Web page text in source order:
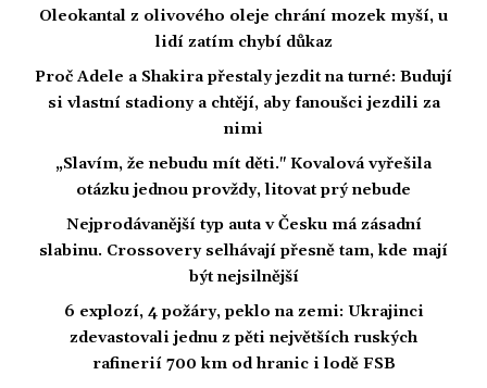
Oleokantal z olivového oleje chrání mozek myší, u
lidí zatím chybí důkaz
Proč Adele a Shakira přestaly jezdit na turné: Budují
si vlastní stadiony a chtějí, aby fanoušci jezdili za
nimi
„Slavím, že nebudu mít děti." Kovalová vyřešila
otázku jednou provždy, litovat prý nebude
Nejprodávanější typ auta v Česku má zásadní
slabinu. Crossovery selhávají přesně tam, kde mají
být nejsilnější
6 explozí, 4 požáry, peklo na zemi: Ukrajinci
zdevastovali jednu z pěti největších ruských
rafinerií 700 km od hranic i lodě FSB